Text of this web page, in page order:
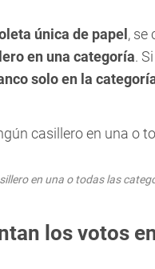
única de papel , se
en una categoría.
solo en la
en una o todas las
los votos